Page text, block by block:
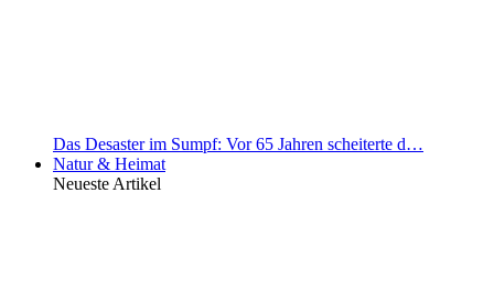
Das Desaster im Sumpf: Vor 65 Jahren scheiterte d…
Natur & Heimat
Neueste Artikel